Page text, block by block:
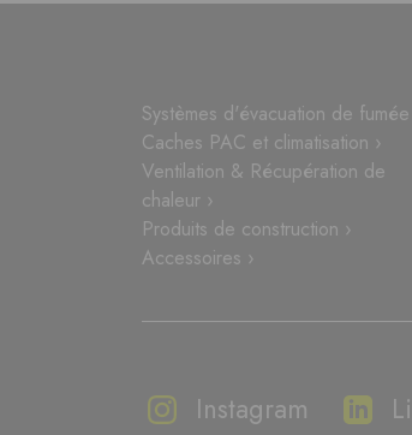
Systèmes d'évacuation de fumée
Caches PAC et climatisation ›
Ventilation & Récupération de
chaleur ›
Produits de construction ›
Accessoires ›
Instagram